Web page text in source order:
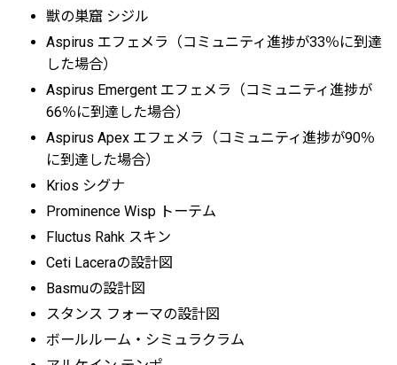
獣の巣窟 シジル
Aspirus エフェメラ（コミュニティ進捗が33％に到達
した場合）
Aspirus Emergent エフェメラ（コミュニティ進捗が
66％に到達した場合）
Aspirus Apex エフェメラ（コミュニティ進捗が90％
に到達した場合）
Krios シグナ
Prominence Wisp トーテム
Fluctus Rahk スキン
Ceti Laceraの設計図
Basmuの設計図
スタンス フォーマの設計図
ボールルーム・シミュラクラム